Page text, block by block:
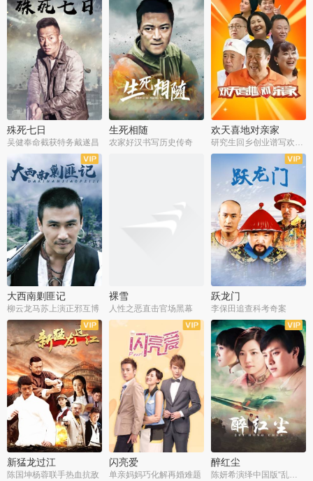
殊死七日
吴健奉命截获特务戴遂昌
生死相随
农家好汉书写历史传奇
欢天喜地对亲家
大西南剿匪记
柳云龙马苏上演正邪互博
裸雪
人性之恶直击官场黑幕
全30集
跃龙门
李保田追查科考奇案
全36集
新猛龙过江
陈国坤杨蓉联手热血抗敌
全37集
闪亮爱
单亲妈妈巧化解再婚难题
全30集
醉红尘
陈妍希演绎中国版“乱世佳人”